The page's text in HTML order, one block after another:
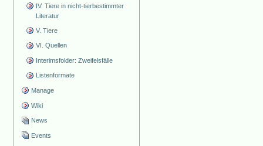
IV. Tiere in nicht-tierbestimmter
Literatur
V. Tiere
VI. Quellen
Interimsfolder: Zweifelsfälle
Listenformate
Manage
Wiki
News
Events